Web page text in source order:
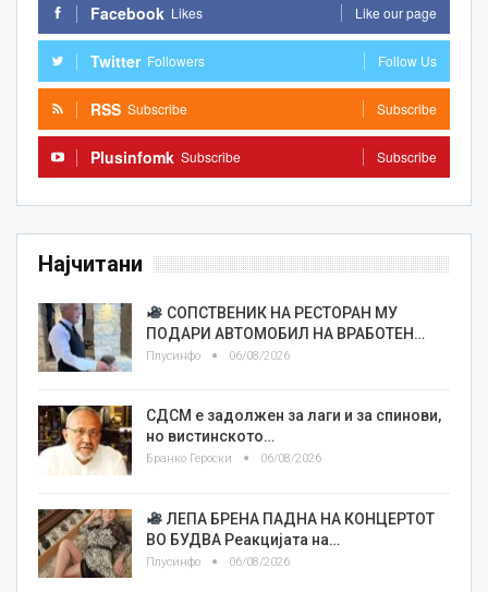
Facebook Likes Like our page
Twitter Followers Follow Us
RSS Subscribe Subscribe
Plusinfomk Subscribe Subscribe
Најчитани
СОПСТВЕНИК НА РЕСТОРАН МУ
ПОДАРИ АВТОМОБИЛ НА ВРАБОТЕН…
Плусинфо 06/08/2026
СДСМ е задолжен за лаги и за спинови,
но вистинското…
Бранко Героски 06/08/2026
ЛЕПА БРЕНА ПАДНА НА КОНЦЕРТОТ
ВО БУДВА Реакцијата на…
Плусинфо 06/08/2026